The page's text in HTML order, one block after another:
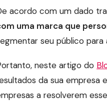
acordo com um dado
uma marca que
seu público
neste artigo do
da sua empresa
a resolverem